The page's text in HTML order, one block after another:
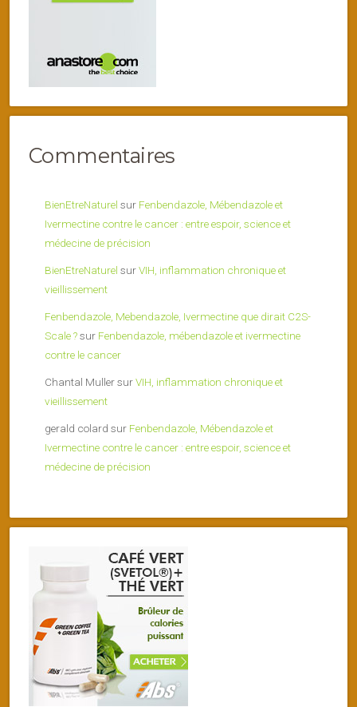
Commentaires
BienEtreNaturel sur Fenbendazole, Mébendazole et
Ivermectine contre le cancer : entre espoir, science et
médecine de précision
BienEtreNaturel surVIH, inflammation chronique et
vieillissement
Fenbendazole, Mebendazole, Ivermectine que dirait C2S-
Scale ?sur Fenbendazole, mébendazole et ivermectine
contre le cancer
Chantal MullersurVIH, inflammation chronique et
vieillissement
gerald colard sur Fenbendazole, Mébendazole et
Ivermectine contre le cancer : entre espoir, science et
médecine de précision